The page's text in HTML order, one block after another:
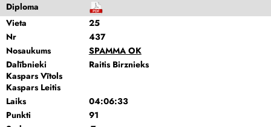
Diploma
Vieta
25
Nr
437
Nosaukums
SPAMMA OK
Dalībnieki
Raitis Birznieks
Kaspars Vītols
Kaspars Leitis
Laiks
04:06:33
Punkti
91